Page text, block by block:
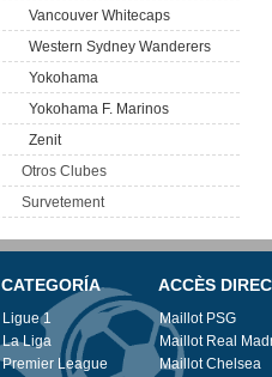
Vancouver Whitecaps
Western Sydney Wanderers
Yokohama
Yokohama F. Marinos
Zenit
Otros Clubes
Survetement
CATEGORÍA
Ligue 1
La Liga
Premier League
ACCÈS
Maillot PSG
Maillot Real
Maillot Chelsea